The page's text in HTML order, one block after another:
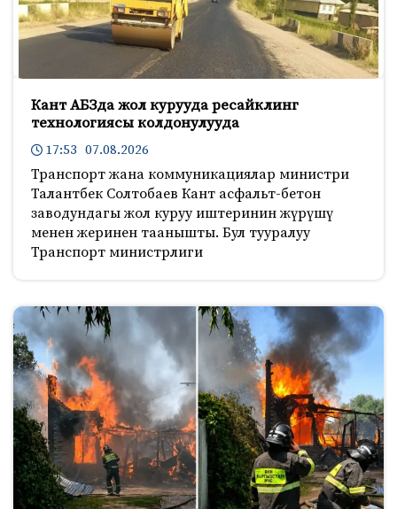
i
k
Кант АБЗда жол курууда ресайклинг
технологиясы колдонулууда
17:53 07.08.2026
Транспорт жана коммуникациялар министри
Талантбек Солтобаев Кант асфальт-бетон
заводундагы жол куруу иштеринин жүрүшү
менен жеринен таанышты. Бул тууралуу
Транспорт министрлиги